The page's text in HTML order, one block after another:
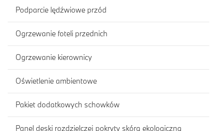
Podparcie lędźwiowe przód
Ogrzewanie foteli przednich
Ogrzewanie kierownicy
Oświetlenie ambientowe
Pakiet dodatkowych schowków
Panel deski rozdzielczej pokryty skórą ekologiczną